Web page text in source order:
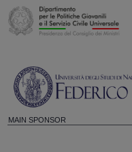
MAIN SPONSOR